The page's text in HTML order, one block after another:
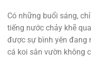
Có những buổi sáng,
tiếng nước chảy khẽ
được sự bình yên đang
cá koi sân vườn không